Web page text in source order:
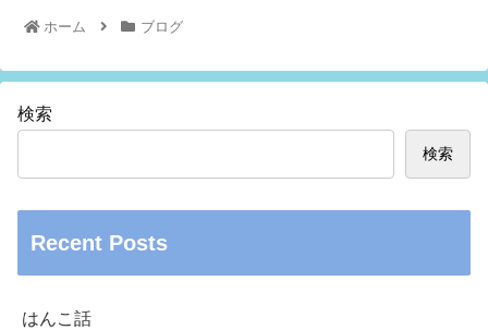
ホーム ブログ
検索
検索
Recent Posts
はんこ話